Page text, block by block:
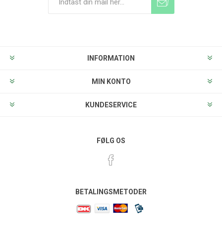
INFORMATION
MIN KONTO
KUNDESERVICE
FØLG OS
BETALINGSMETODER